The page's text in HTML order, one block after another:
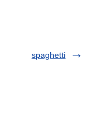
spaghetti